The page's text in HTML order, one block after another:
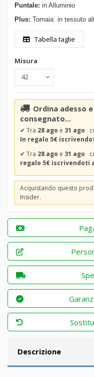
Puntale: in Alluminio
Plus: Tomaia in tessuto
Tabella taglie
Misura
Ordina adesso
consegnato...
✔ Tra 28 ago e 31 ago
In regalo 5€
✔ Tra 28 ago e 31 ago
regalo 5€ iscrivendoti
Acquistando questo
Insider.
Descrizione